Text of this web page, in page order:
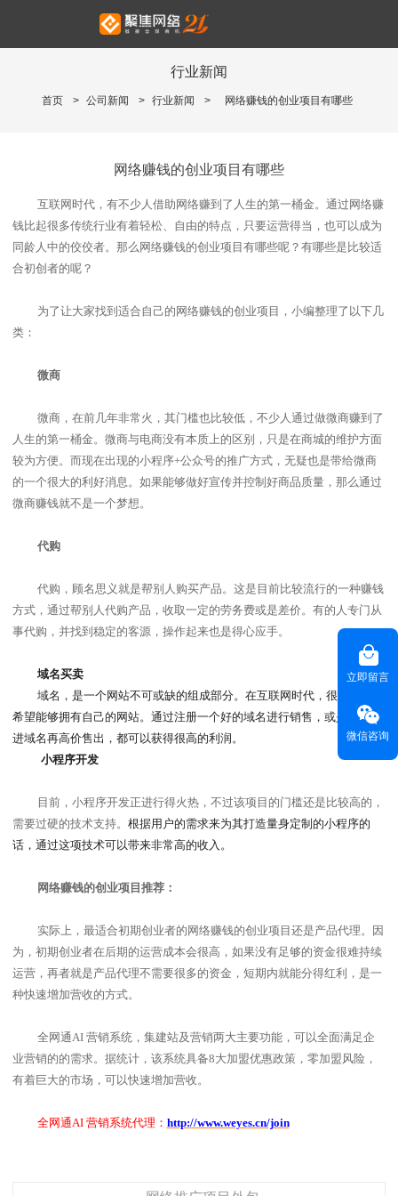
行业新闻
首页 > 公司新闻 > 行业新闻 > 网络赚钱的创业项目有哪些
网络赚钱的创业项目有哪些
互联网时代，有不少人借助网络赚到了人生的第一桶金。通过网络赚
钱比起很多传统行业有着轻松、自由的特点，只要运营得当，也可以成为
同龄人中的佼佼者。那么网络赚钱的创业项目有哪些呢？有哪些是比较适
合初创者的呢？
为了让大家找到适合自己的 网络赚钱的创业项目 ，小编整理了以下几
类：
微商
微商，在前几年非常火，其门槛也比较低，不少人通过做微商赚到了
人生的第一桶金。微商与电商没有本质上的区别，只是在商城的维护方面
较为方便。而现在出现的小程序+公众号的推广方式，无疑也是带给微商
的一个很大的利好消息。如果能够做好宣传并控制好商品质量，那么通过
微商赚钱就不是一个梦想。
代购
代购，顾名思义就是帮别人购买产品。这是目前比较流行的一种赚钱
方式，通过帮别人代购产品，收取一定的劳务费或是差价。有的人专门从
事代购，并找到稳定的客源，操作起来也是得心应手。
域名买卖
域名，是一个网站不可或缺的组成部分。 在互联网时代，很多企业都
希望能够拥有自己的网站。通过注册一个好的域名进行销售，或是低价买
进域名再高价售出，都可以获得很高的利润。
小程序开发
目前，小程序开发正进行得火热，不过该项目的门槛还是比较高的，
需要过硬的技术支持。 根据用户的需求来为其打造量身定制的小程序的
话，通过这项技术可以带来非常高的收入。
网络赚钱的创业项目 推荐：
实际上，最适合初期创业者的 网络赚钱的创业项目 还是产品代理。因
为，初期创业者在后期的运营成本会很高，如果没有足够的资金很难持续
运营，再者就是产品代理不需要很多的资金，短期内就能分得红利，是一
种快速增加营收的方式。
全网通AI 营销系统， 集建站及营销两大主要功能，可以全面满足企
业营销的的需求。据统计，该系统具备8大加盟优惠政策，零加盟风险，
有着巨大的市场，可以快速增加营收。
全网通AI 营销系统代理： http://www.weyes.cn/join
立即留言
微信咨询